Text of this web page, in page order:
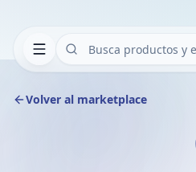
Volver al marketplace